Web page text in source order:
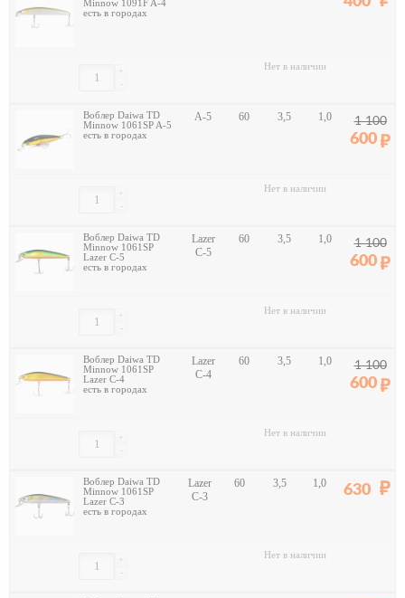
Minnow 1091F A-4
есть в городах
-
+ Нет в наличии
Воблер Daiwa TD
Minnow 1061SP A-5
есть в городах
A-5 60 3,5 1,0 1 100
600
-
+ Нет в наличии
Воблер Daiwa TD
Minnow 1061SP
Lazer C-5
есть в городах
Lazer
C-5
60 3,5 1,0 1 100
600
-
+ Нет в наличии
Воблер Daiwa TD
Minnow 1061SP
Lazer C-4
есть в городах
Lazer
C-4
60 3,5 1,0 1 100
600
-
+ Нет в наличии
Воблер Daiwa TD
Minnow 1061SP
Lazer C-3
есть в городах
Lazer
C-3
60 3,5 1,0 630
-
+ Нет в наличии